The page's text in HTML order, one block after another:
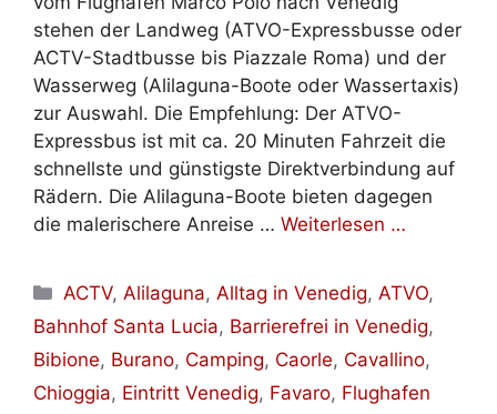
stehen der Landweg (ATVO-Expressbusse oder
ACTV-Stadtbusse bis Piazzale Roma) und der
Wasserweg (Alilaguna-Boote oder Wassertaxis)
zur Auswahl. Die Empfehlung: Der ATVO-
Expressbus ist mit ca. 20 Minuten Fahrzeit die
schnellste und günstigste Direktverbindung auf
Rädern. Die Alilaguna-Boote bieten dagegen
die malerischere Anreise … Weiterlesen …
Kategorien
ACTV,Alilaguna,Alltag in Venedig,ATVO,
Bahnhof Santa Lucia, Barrierefrei in Venedig,
Bibione, Burano, Camping, Caorle, Cavallino,
Chioggia, Eintritt Venedig, Favaro, Flughafen